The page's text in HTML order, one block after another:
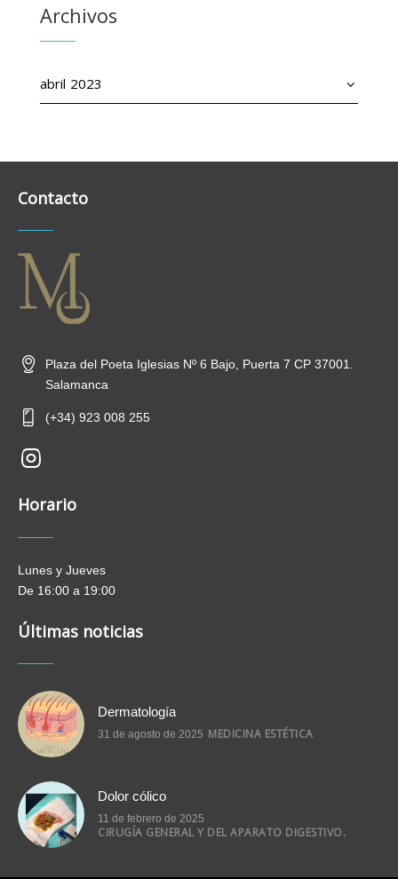
Archivos
Archivos
Contacto
Plaza del Poeta Iglesias Nº 6 Bajo, Puerta 7 CP 37001.
Salamanca
(+34) 923 008 255
new-
insta
Horario
Lunes y Jueves
De 16:00 a 19:00
Últimas noticias
MEDICINA ESTÉTICA
31 de agosto de 2025
Dermatología
CIRUGÍA GENERAL Y DEL APARATO DIGESTIVO.
11 de febrero de 2025
Dolor cólico